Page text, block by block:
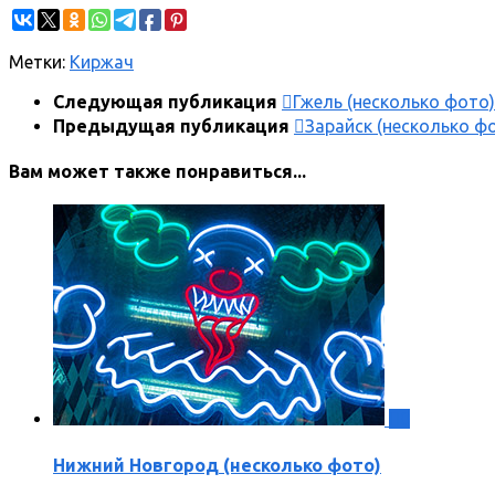
Метки: Киржач
Следующая публикация
Гжель (несколько фото)
Предыдущая публикация
Зарайск (несколько
Вам может также понравиться...
Нижний Новгород (несколько фото)